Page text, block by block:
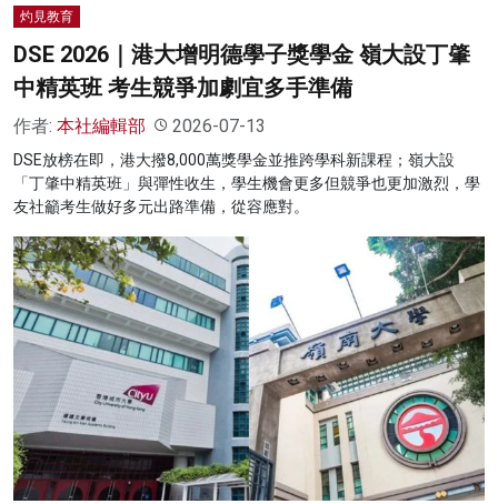
灼見教育
DSE 2026｜港大增明德學子獎學金 嶺大設丁肇
中精英班 考生競爭加劇宜多手準備
作者: 本社編輯部 2026-07-13
DSE放榜在即，港大撥8,000萬獎學金並推跨學科新課程；嶺大設
「丁肇中精英班」與彈性收生，學生機會更多但競爭也更加激烈，學
友社籲考生做好多元出路準備，從容應對。